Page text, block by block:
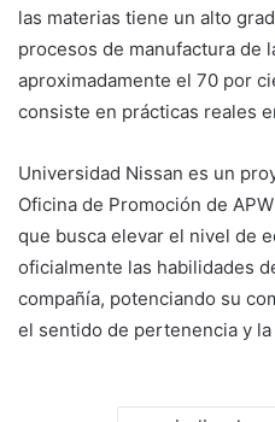
las materias tiene un alto
procesos de manufactura de
aproximadamente el 70 por
consiste en prácticas reales
Universidad Nissan es un
Oficina de Promoción de
que busca elevar el nivel de
oficialmente las habilidades
compañía, potenciando su
el sentido de pertenencia y